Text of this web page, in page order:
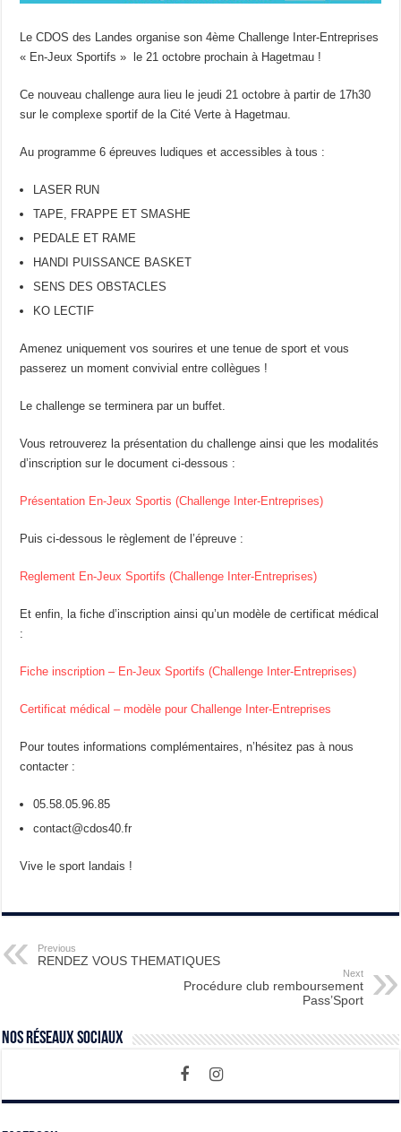
Le CDOS des Landes organise son 4ème Challenge Inter-Entreprises
« En-Jeux Sportifs » le 21 octobre prochain à Hagetmau !
Ce nouveau challenge aura lieu le jeudi 21 octobre à partir de 17h30
sur le complexe sportif de la Cité Verte à Hagetmau.
Au programme 6 épreuves ludiques et accessibles à tous :
LASER RUN
TAPE, FRAPPE ET SMASHE
PEDALE ET RAME
HANDI PUISSANCE BASKET
SENS DES OBSTACLES
KO LECTIF
Amenez uniquement vos sourires et une tenue de sport et vous
passerez un moment convivial entre collègues !
Le challenge se terminera par un buffet.
Vous retrouverez la présentation du challenge ainsi que les modalités
d’inscription sur le document ci-dessous :
Présentation En-Jeux Sportis (Challenge Inter-Entreprises)
Puis ci-dessous le règlement de l’épreuve :
Reglement En-Jeux Sportifs (Challenge Inter-Entreprises)
Et enfin, la fiche d’inscription ainsi qu’un modèle de certificat médical
:
Fiche inscription – En-Jeux Sportifs (Challenge Inter-Entreprises)
Certificat médical – modèle pour Challenge Inter-Entreprises
Pour toutes informations complémentaires, n’hésitez pas à nous
contacter :
05.58.05.96.85
contact@cdos40.fr
Vive le sport landais !
Previous
RENDEZ VOUS THEMATIQUES
Next
Procédure club remboursement
Pass’Sport
Nos Réseaux Sociaux